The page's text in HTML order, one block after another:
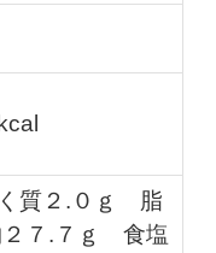
質２.０ｇ 脂
７.７ｇ 食塩